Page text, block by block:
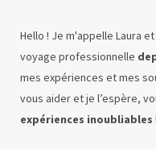
Hello ! Je m'appelle Laura
voyage professionnelle
mes expériences et mes
vous aider et je l’espère,
expériences inoubliables !